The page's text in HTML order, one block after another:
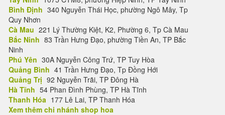
Bình Định 340 Nguyễn Thái Học, phường Ngô Mây, Tp
Quy Nhơn
Cà Mau 221 Lý Thường Kiệt, K2, Phường 6, Tp Cà Mau
Bắc Ninh 83 Trần Hưng Đạo, phường Tiền An, TP Bắc
Ninh
Phú Yên 30A Nguyễn Công Trứ, TP Tuy Hòa
Quảng Bình 41 Trần Hưng Đạo, Tp Đồng Hới
Quảng Trị 92 Nguyễn Trãi, TP Đông Hà
Hà Tĩnh 54 Phan Đình Phùng, TP Hà Tĩnh
Thanh Hóa 177 Lê Lai, TP Thanh Hóa
Xem thêm chi nhánh shop hoa